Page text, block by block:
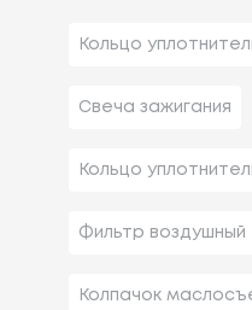
Кольцо
Свеча зажигания
Кольцо
Фильтр воздушный
Колпачок